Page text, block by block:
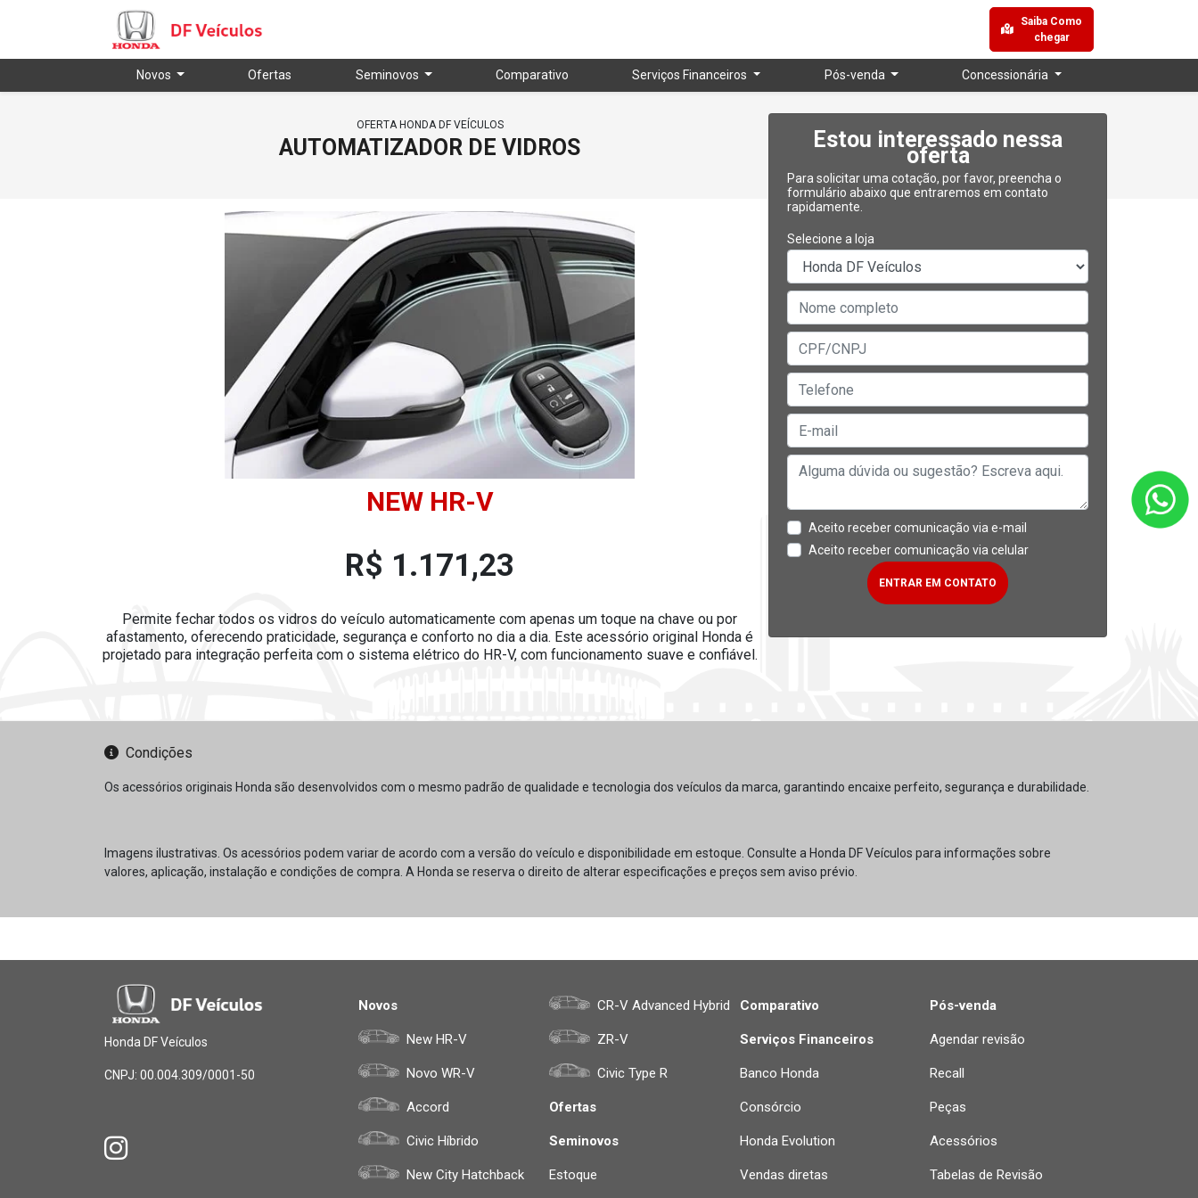
Saiba Como
chegar
Novos Ofertas Seminovos Comparativo Serviços Financeiros Pós-venda Concessionária
OFERTA HONDA DF VEÍCULOS
AUTOMATIZADOR DE VIDROS
NEW HR-V
R$ 1.171,23
Permite fechar todos os vidros do veículo automaticamente com apenas um toque na chave ou por
afastamento, oferecendo praticidade, segurança e conforto no dia a dia. Este acessório original Honda é
projetado para integração perfeita com o sistema elétrico do HR-V, com funcionamento suave e confiável.
Estou interessado nessa
oferta
Para solicitar uma cotação, por favor, preencha o
formulário abaixo que entraremos em contato
rapidamente.
Selecione a loja
Aceito receber comunicação via e-mail
Aceito receber comunicação via celular
ENTRAR EM CONTATO
Condições
Os acessórios originais Honda são desenvolvidos com o mesmo padrão de qualidade e tecnologia dos veículos da marca, garantindo encaixe perfeito, segurança e durabilidade.
Imagens ilustrativas. Os acessórios podem variar de acordo com a versão do veículo e disponibilidade em estoque. Consulte a Honda DF Veículos para informações sobre
valores, aplicação, instalação e condições de compra. A Honda se reserva o direito de alterar especificações e preços sem aviso prévio.
Honda DF Veículos
CNPJ: 00.004.309/0001-50
Novos
New HR-V
Novo WR-V
Accord
Civic Híbrido
New City Hatchback
CR-V Advanced Hybrid
ZR-V
Civic Type R
Ofertas
Seminovos
Estoque
Comparativo
Serviços Financeiros
Banco Honda
Consórcio
Honda Evolution
Vendas diretas
Pós-venda
Agendar revisão
Recall
Peças
Acessórios
Tabelas de Revisão